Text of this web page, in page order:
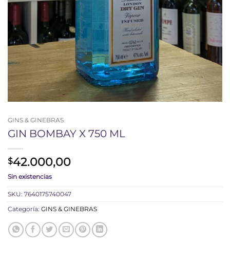
GINS & GINEBRAS
GIN BOMBAY X 750 ML
$42.000,00
Sin existencias
SKU: 7640175740047
Categoría: GINS & GINEBRAS